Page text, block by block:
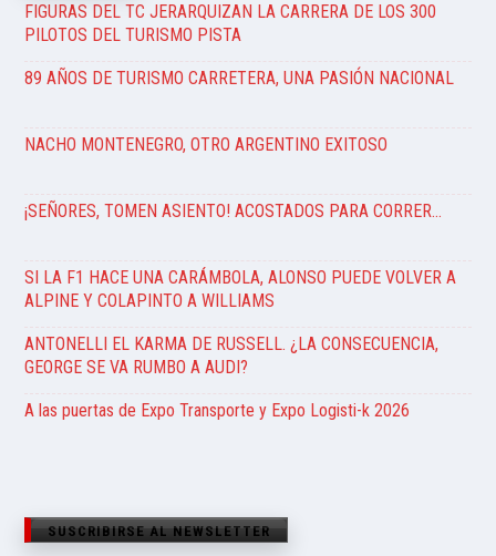
FIGURAS DEL TC JERARQUIZAN LA CARRERA DE LOS 300
PILOTOS DEL TURISMO PISTA
89 AÑOS DE TURISMO CARRETERA, UNA PASIÓN NACIONAL
NACHO MONTENEGRO, OTRO ARGENTINO EXITOSO
¡SEÑORES, TOMEN ASIENTO! ACOSTADOS PARA CORRER…
SI LA F1 HACE UNA CARÁMBOLA, ALONSO PUEDE VOLVER A
ALPINE Y COLAPINTO A WILLIAMS
ANTONELLI EL KARMA DE RUSSELL. ¿LA CONSECUENCIA,
GEORGE SE VA RUMBO A AUDI?
A las puertas de Expo Transporte y Expo Logisti-k 2026
SUSCRIBIRSE AL NEWSLETTER